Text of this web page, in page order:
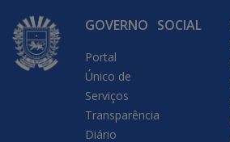
GOVERNO
Portal
Único de
Serviços
Transparência
Diário
SOCIAL